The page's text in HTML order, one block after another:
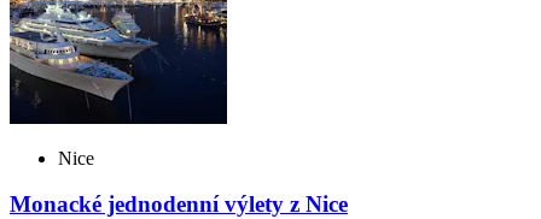
Nice
Monacké jednodenní výlety z Nice